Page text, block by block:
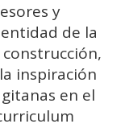
y
de la
inspiración
en el